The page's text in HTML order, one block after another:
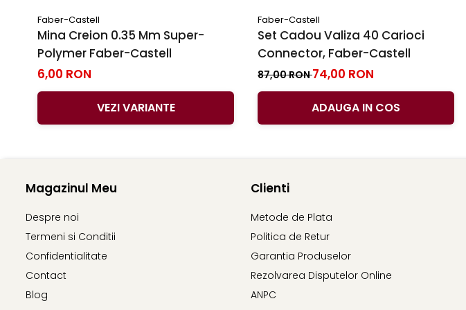
Faber-Castell
Mina Creion 0.35 Mm Super-
Polymer Faber-Castell
6,00 RON
VEZI VARIANTE
Faber-Castell
Set Cadou Valiza 40 Carioci
Connector, Faber-Castell
87,00 RON74,00 RON
ADAUGA IN COS
Magazinul Meu
Despre noi
Termeni si Conditii
Confidentialitate
Contact
Blog
Clienti
Metode de Plata
Politica de Retur
Garantia Produselor
Rezolvarea Disputelor Online
ANPC